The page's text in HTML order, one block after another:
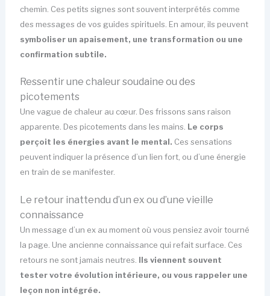
chemin. Ces petits signes sont souvent interprétés comme
des messages de vos guides spirituels. En amour, ils peuvent
symboliser un apaisement, une transformation ou une
confirmation subtile.
Ressentir une chaleur soudaine ou des
picotements
Une vague de chaleur au cœur. Des frissons sans raison
apparente. Des picotements dans les mains. Le corps
perçoit les énergies avant le mental. Ces sensations
peuvent indiquer la présence d’un lien fort, ou d’une énergie
en train de se manifester.
Le retour inattendu d’un ex ou d’une vieille
connaissance
Un message d’un ex au moment où vous pensiez avoir tourné
la page. Une ancienne connaissance qui refait surface. Ces
retours ne sont jamais neutres. Ils viennent souvent
tester votre évolution intérieure, ou vous rappeler une
leçon non intégrée.